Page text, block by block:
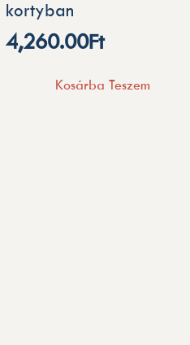
kortyban
4,260.00Ft
Kosárba Teszem